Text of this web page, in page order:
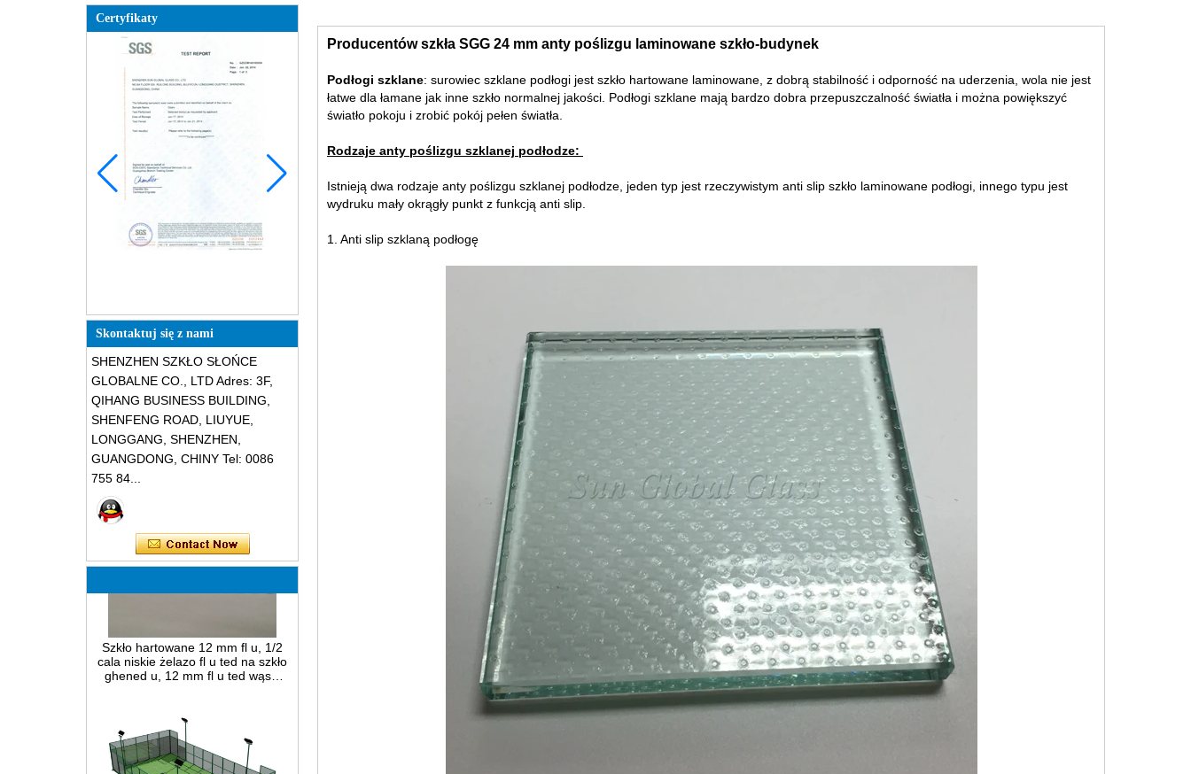
Certyfikaty
Skontaktuj się z nami
SHENZHEN SZKŁO SŁOŃCE
GLOBALNE CO., LTD Adres: 3F,
QIHANG BUSINESS BUILDING,
SHENFENG ROAD, LIUYUE,
LONGGANG, SHENZHEN,
GUANGDONG, CHINY Tel: 0086
755 84...
ghened u, 12 mm fl u ted wąski
trzcinowy panel ze szkła
bezpiecznego do dekoracji wnętrz
Producentów szkła SGG 24 mm anty poślizgu laminowane szkło-budynek
Podłogi szklane: surowiec szklane podłogi jest szkło hartowane laminowane, z dobrą stabilność i odporność na uderzenia, wola nie jest
łatwe dla łamane jak inne szkło normalnej jakości. Podłogi szklane mają bardzo dobra przepuszczalność światła i można powiększyć
światło pokoju i zrobić pokój pełen światła.
Rodzaje anty poślizgu szklanej podłodze:
Istnieją dwa rodzaje anty poślizgu szklanej podłodze, jeden typ jest rzeczywistym anti slip szkło laminowane podłogi, innego typu jest
wydruku mały okrągły punkt z funkcją anti slip.
1. Anti slip szklaną podłogę